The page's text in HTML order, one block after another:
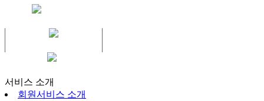
서비스 소개
회원서비스 소개